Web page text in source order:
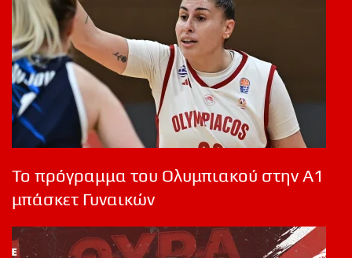
Το πρόγραμμα του Ολυμπιακού στην Α1
μπάσκετ Γυναικών